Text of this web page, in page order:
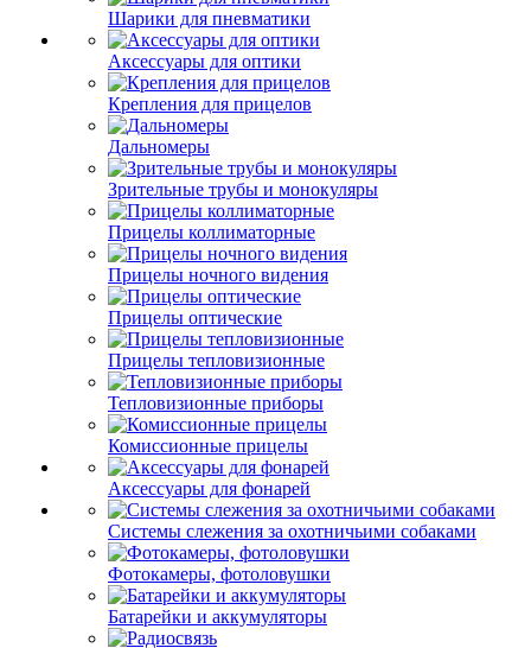
Шарики для пневматики
Аксессуары для оптики
Крепления для прицелов
Дальномеры
Зрительные трубы и монокуляры
Прицелы коллиматорные
Прицелы ночного видения
Прицелы оптические
Прицелы тепловизионные
Тепловизионные приборы
Комиссионные прицелы
Аксессуары для фонарей
Системы слежения за охотничьими собаками
Фотокамеры, фотоловушки
Батарейки и аккумуляторы